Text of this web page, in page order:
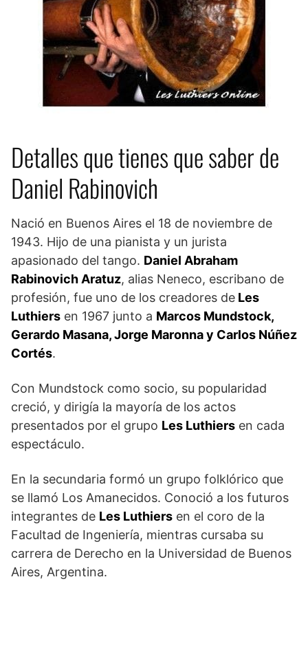
Detalles que tienes que saber de
Daniel Rabinovich
Nació en Buenos Aires el 18 de noviembre de
1943. Hijo de una pianista y un jurista
apasionado del tango. Daniel Abraham
Rabinovich Aratuz, alias Neneco, escribano de
profesión, fue uno de los creadores de Les
Luthiers en 1967 junto a Marcos Mundstock,
Gerardo Masana, Jorge Maronna y Carlos Núñez
Cortés.
Con Mundstock como socio, su popularidad
creció, y dirigía la mayoría de los actos
presentados por el grupo Les Luthiers en cada
espectáculo.
En la secundaria formó un grupo folklórico que
se llamó Los Amanecidos. Conoció a los futuros
integrantes de Les Luthiers en el coro de la
Facultad de Ingeniería, mientras cursaba su
carrera de Derecho en la Universidad de Buenos
Aires, Argentina.